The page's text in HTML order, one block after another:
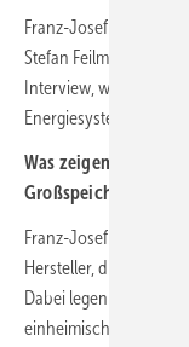
Franz-Josef Feilmeier,
Stefan Feilmeier,
Interview, welche
Energiesystem spielen.
Was zeigen Sie auf
Großspeicher im
Franz-Josef Feilmeier:
Hersteller, die ihre
Dabei legen wir bei
einheimische